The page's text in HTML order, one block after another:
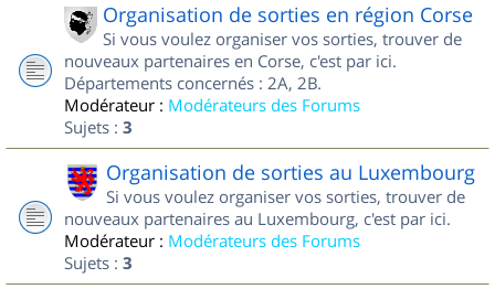
Organisation de sorties en région Corse
Si vous voulez organiser vos sorties, trouver de
nouveaux partenaires en Corse, c'est par ici.
Départements concernés : 2A, 2B.
Modérateur : Modérateurs des Forums
Sujets : 3
Organisation de sorties au Luxembourg
Si vous voulez organiser vos sorties, trouver de
nouveaux partenaires au Luxembourg, c'est par ici.
Modérateur : Modérateurs des Forums
Sujets : 3